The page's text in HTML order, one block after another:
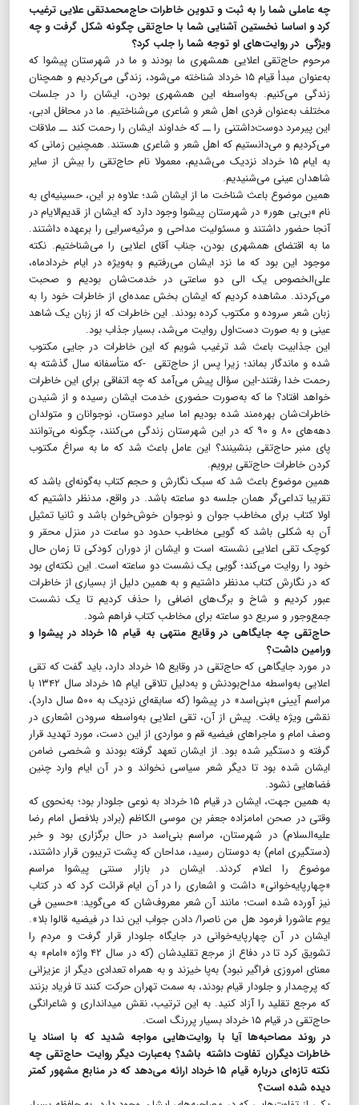
چه عاملی شما را به ثبت و تدوین خاطرات حاج‌محمدتقی علایی ترغیب
کرد و اساسا نخستین آشنایی شما با حاج‌تقی چگونه شکل گرفت و چه
ویژگی‌ در روایت‌های او توجه شما را جلب کرد؟
مرحوم حاج‌تقی اعلایی همشهری ما بودند و ما در شهرستان پیشوا که
به‌عنوان مبدأ قیام ۱۵ خرداد شناخته می‌شود، زندگی می‌کردیم و همچنان
زندگی می‌کنیم. به‌واسطه این همشهری بودن، ایشان را در جلسات
مختلف به‌عنوان فردی اهل شعر و شاعری می‌شناختیم. ما در محافل ادبی،
این پیرمرد دوست‌داشتنی را ــ که خداوند ایشان را رحمت کند ــ ملاقات
می‌کردیم و می‌دانستیم که اهل شعر و شاعری هستند. همچنین زمانی که
به ایام ۱۵ خرداد نزدیک می‌شدیم، معمولا نام حاج‌تقی را بیش از سایر
شاهدان عینی می‌شنیدیم.
همین موضوع باعث شناخت ما از ایشان شد؛ علاوه بر این، حسینیه‌ای به
نام «بی‌بی هور» در شهرستان پیشوا وجود دارد که ایشان از قدیم‌الایام در
آنجا حضور داشتند و مسئولیت مداحی و مرثیه‌سرایی را برعهده داشتند.
ما به اقتضای همشهری بودن، جناب آقای اعلایی را می‌شناختیم. نکته
موجود این بود که ما نزد ایشان می‌رفتیم و به‌ویژه در ایام خردادماه،
علی‌الخصوص یک الی دو ساعتی در خدمت‌شان بودیم و صحبت
می‌کردند. مشاهده کردیم که ایشان بخش عمده‌ای از خاطرات خود را به
زبان شعر سروده و مکتوب کرده بودند. این خاطرات که از زبان یک شاهد
عینی و به صورت دست‌اول روایت می‌شد، بسیار جذاب بود.
این جذابیت باعث شد ترغیب شویم که این خاطرات در جایی مکتوب
شده و ماندگار بماند؛ زیرا پس از حاج‌تقی -که متأسفانه سال گذشته به
رحمت خدا رفتند-این سؤال پیش می‌آمد که چه اتفاقی برای این خاطرات
خواهد افتاد؟ ما که به‌صورت حضوری خدمت ایشان رسیده و از شنیدن
خاطرات‌شان بهره‌مند شده بودیم اما سایر دوستان، نوجوانان و متولدان
دهه‌های ۸۰ و ۹۰ که در این شهرستان زندگی می‌کنند، چگونه می‌توانند
پای منبر حاج‌تقی بنشینند؟ این عامل باعث شد که ما به سراغ مکتوب
کردن خاطرات حاج‌تقی برویم.
همین موضوع باعث شد که سبک نگارش و حجم کتاب به‌گونه‌ای باشد که
تقریبا تداعی‌گر همان جلسه دو ساعته باشد. در واقع، مدنظر داشتیم که
اولا کتاب برای مخاطب جوان و نوجوان خوش‌خوان باشد و ثانیا تمثیل
آن به شکلی باشد که گویی مخاطب حدود دو ساعت در منزل محقر و
کوچک تقی اعلایی نشسته است و ایشان از دوران کودکی تا زمان حال
خود را روایت می‌کند؛ گویی یک نشست دو ساعته است. این نکته‌ای بود
که در نگارش کتاب مدنظر داشتیم و به همین دلیل از بسیاری از خاطرات
عبور کردیم و شاخ و برگ‌های اضافی را حذف کردیم تا یک نشست
جمع‌وجور و سریع دو ساعته برای مخاطب کتاب فراهم شود.
حاج‌تقی چه جایگاهی در وقایع منتهی به قیام ۱۵ خرداد در پیشوا و
ورامین داشت؟
در مورد جایگاهی که حاج‌تقی در وقایع ۱۵ خرداد دارد، باید گفت که تقی
اعلایی به‌واسطه مداح‌بودنش و به‌دلیل تلاقی ایام ۱۵ خرداد سال ۱۳۴۲ با
مراسم آیینی «بنی‌اسد» در پیشوا (که سابقه‌ای نزدیک به ۵۰۰ سال دارد)،
نقشی ویژه یافت. پیش از آن، تقی اعلایی به‌واسطه سرودن اشعاری در
وصف امام و ماجراهای فیضیه قم و مواردی از این دست، مورد تهدید قرار
گرفته و دستگیر شده بود. از ایشان تعهد گرفته بودند و شخصی ضامن
ایشان شده بود تا دیگر شعر سیاسی نخواند و در آن ایام وارد چنین
فضاهایی نشود.
به همین جهت، ایشان در قیام ۱۵ خرداد به نوعی جلودار بود؛ به‌نحوی که
وقتی در صحن امامزاده جعفر بن موسی الکاظم (برادر بلافصل امام رضا
علیه‌السلام) در شهرستان، مراسم بنی‌اسد در حال برگزاری بود و خبر
(دستگیری امام) به دوستان رسید، مداحان که پشت تریبون قرار داشتند،
موضوع را اعلام کردند. ایشان در بازار سنتی پیشوا مراسم
«چهارپایه‌خوانی» داشت و اشعاری را در آن ایام قرائت کرد که در کتاب
نیز آورده شده است؛ مانند آن شعر معروف‌شان که می‌گوید: «حسین فی
یوم عاشورا فرمود هل من ناصرا‌/ دادن جواب این ندا در فیضیه قالوا بلا».
ایشان در آن چهارپایه‌خوانی در جایگاه جلودار قرار گرفت و مردم را
تشویق کرد تا در دفاع از مرجع تقلیدشان (که در سال ۴۲ واژه «امام» به
معنای امروزی فراگیر نبود) به‌پا خیزند و به همراه تعدادی دیگر از عزیزانی
که پرچمدار و جلودار قیام بودند، به سمت تهران حرکت کنند تا فریاد بزنند
که مرجع تقلید را آزاد کنید. به این ترتیب، نقش میدانداری و شاعرانگی
حاج‌تقی در قیام ۱۵ خرداد بسیار پررنگ است.
در روند مصاحبه‌ها آیا با روایت‌هایی مواجه شدید که با اسناد یا
خاطرات دیگران تفاوت داشته باشد؟ به‌عبارت دیگر روایت حاج‌تقی چه
نکته تازه‌ای درباره قیام ۱۵ خرداد ارائه می‌دهد که در منابع مشهور کمتر
دیده شده است؟